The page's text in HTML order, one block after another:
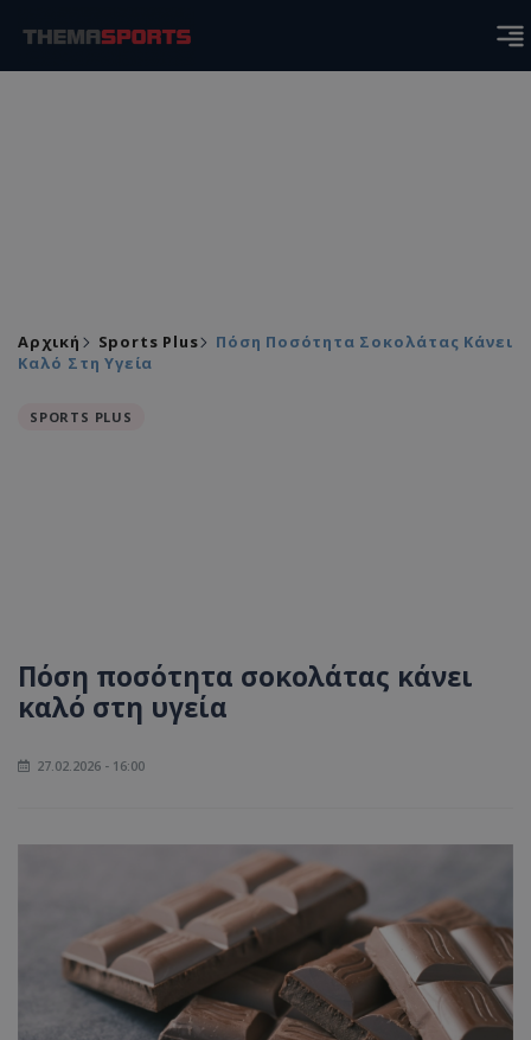
Αρχική Sports Plus
Πόση Ποσότητα Σοκολάτας Κάνει
Καλό Στη Υγεία
SPORTS PLUS
Πόση ποσότητα σοκολάτας κάνει
καλό στη υγεία
27.02.2026 - 16:00